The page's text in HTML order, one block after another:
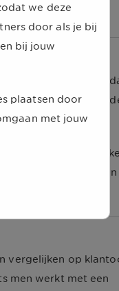
Meer
positief over
groot is.
en
daar zelf beter
vergelijken op
men werkt met een
we deze
door als je bij
bij jouw
plaatsen door
met jouw